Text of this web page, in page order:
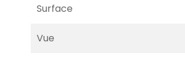
Surface
Vue